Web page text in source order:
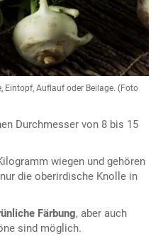
Eintopf, Auflauf oder Beilage. (Foto
Durchmesser von 8 bis 15
wiegen und gehören
die oberirdische Knolle in
Färbung, aber auch
sind möglich.